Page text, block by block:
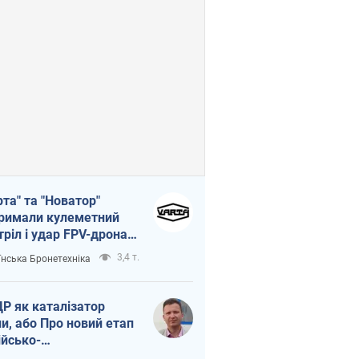
та "Новатор"
кулеметний
і удар FPV-дрона,
життя
ЗСУ
Бронетехніка 3,4 т.
як каталізатор
або Про новий етап